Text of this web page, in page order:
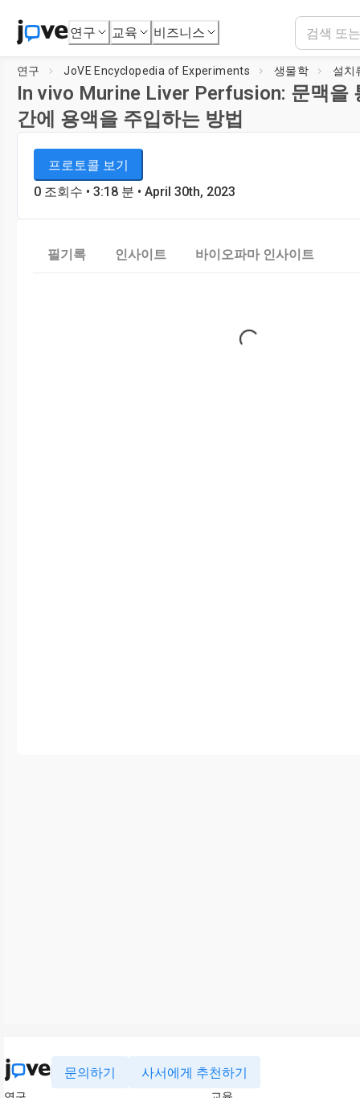
연구 교육 비즈니스
연구 JoVE Encyclopedia of Experiments 생물학 설치
In vivo Murine Liver Perfusion: 문맥을
간에 용액을 주입하는 방법
JoVE Encyclopedia of Experiments
생물학
프로토콜 보기
0 조회수 • 3:18 분 • April 30th, 2023
필기록 인사이트 바이오파마 인사이트
Loading...
문의하기 사서에게 추천하기